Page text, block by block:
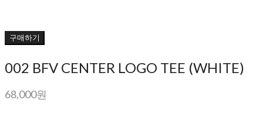
구매하기
002 BFV CENTER LOGO TEE (WHITE)
68,000원